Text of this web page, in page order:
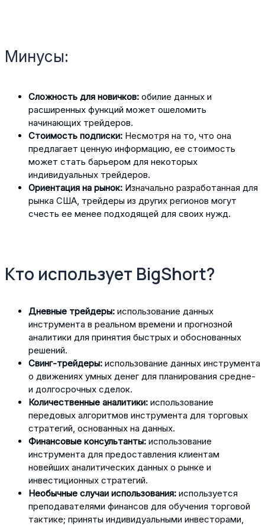
Минусы:
Сложность для новичков: обилие данных и
расширенных функций может ошеломить
начинающих трейдеров.
Стоимость подписки: Несмотря на то, что она
предлагает ценную информацию, ее стоимость
может стать барьером для некоторых
индивидуальных трейдеров.
Ориентация на рынок: Изначально разработанная для
рынка США, трейдеры из других регионов могут
счесть ее менее подходящей для своих нужд.
Кто использует BigShort?
Дневные трейдеры: использование данных
инструмента в реальном времени и прогнозной
аналитики для принятия быстрых и обоснованных
решений.
Свинг-трейдеры: использование данных инструмента
о движениях умных денег для планирования средне-
и долгосрочных сделок.
Количественные аналитики: использование
передовых алгоритмов инструмента для торговых
стратегий, основанных на данных.
Финансовые консультанты: использование
инструмента для предоставления клиентам
новейших аналитических данных о рынке и
инвестиционных стратегий.
Необычные случаи использования: используется
преподавателями финансов для обучения торговой
тактике; приняты индивидуальными инвесторами,